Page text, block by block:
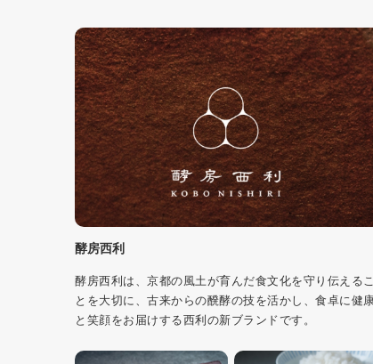
酵房西利
酵房西利は、京都の風土が育んだ食文化を守り伝えるこ
とを大切に、古来からの醗酵の技を活かし、食卓に健
と笑顔をお届けする西利の新ブランドです。